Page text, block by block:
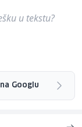
u tekstu?
Googlu